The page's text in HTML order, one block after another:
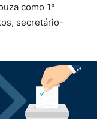
como 1º
secretário-